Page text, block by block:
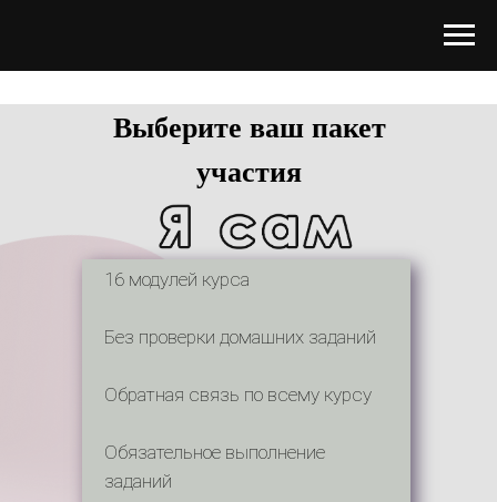
Выберите ваш пакет
участия
16 модулей курса
Без проверки домашних заданий
Обратная связь по всему курсу
Обязательное выполнение
заданий